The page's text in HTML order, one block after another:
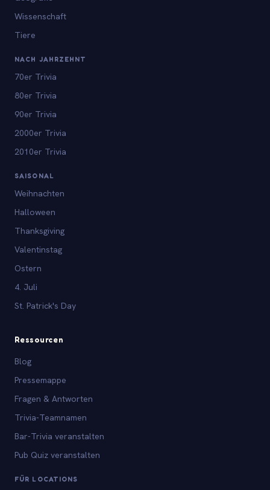
Wissenschaft
Tiere
NACH JAHRZEHNT
70er Trivia
80er Trivia
90er Trivia
2000er Trivia
2010er Trivia
SAISONAL
Weihnachten
Halloween
Thanksgiving
Valentinstag
Ostern
4. Juli
St. Patrick's Day
Ressourcen
Blog
Pressemappe
Fragen & Antworten
Trivia-Teamnamen
Bar-Trivia veranstalten
Pub Quiz veranstalten
FÜR LOCATIONS